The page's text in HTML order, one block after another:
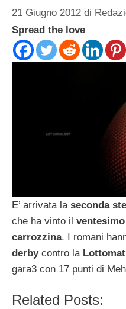
21 Giugno 2012 di
Spread the love
E’ arrivata la seconda
che ha vinto il
carrozzina. I romani
derbycontro la
gara3 con 17 punti di
Related Posts: